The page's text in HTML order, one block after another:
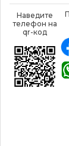
Наведите
телефон на
qr-код